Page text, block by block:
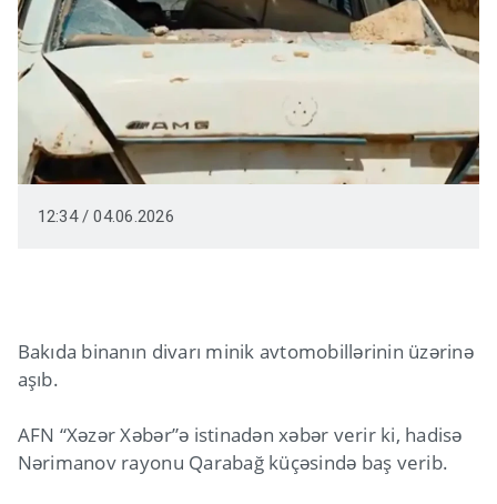
12:34 / 04.06.2026
Bakıda binanın divarı minik avtomobillərinin üzərinə
aşıb.
AFN “Xəzər Xəbər”ə istinadən xəbər verir ki, hadisə
Nərimanov rayonu Qarabağ küçəsində baş verib.